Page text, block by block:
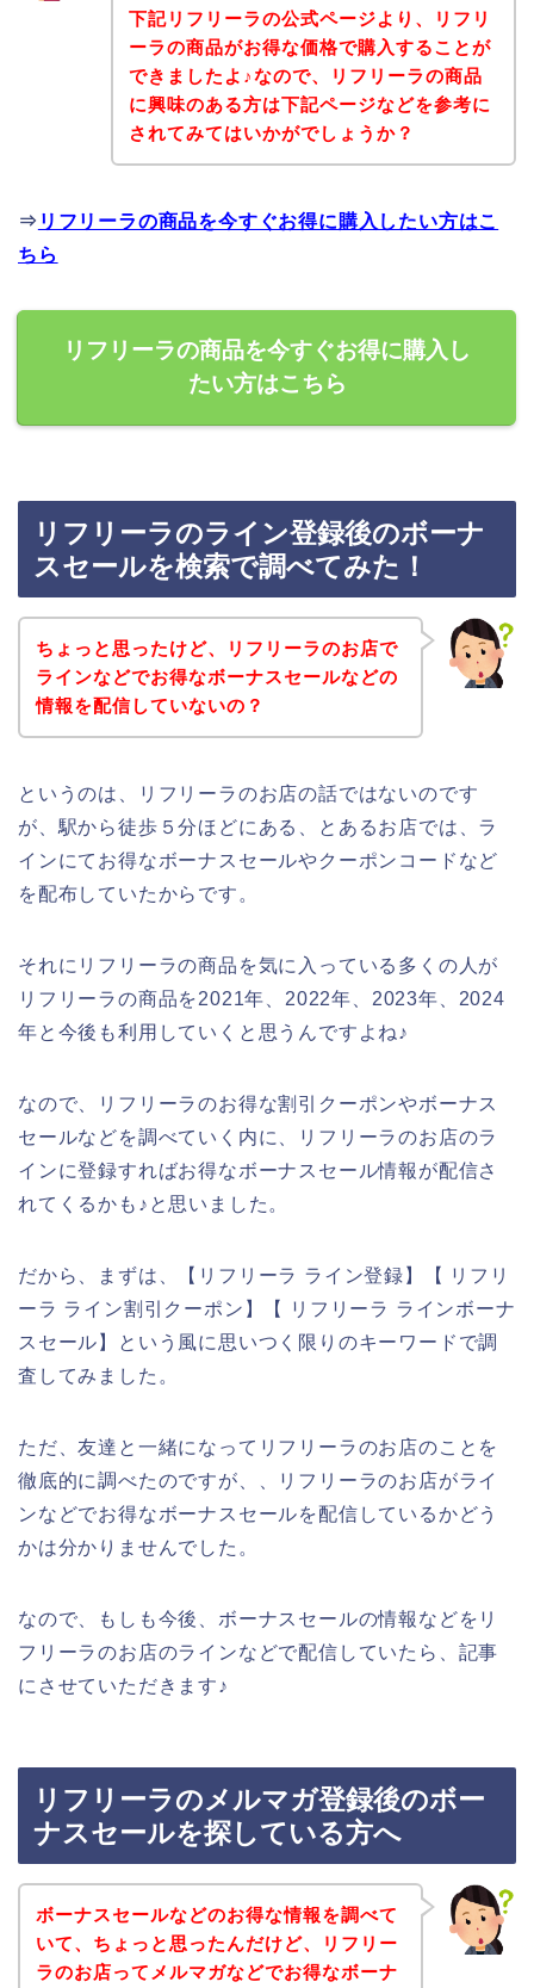
下記リフリーラの公式ページより、リフリ
ーラの商品がお得な価格で購入することが
できましたよ♪なので、リフリーラの商品
に興味のある方は下記ページなどを参考に
されてみてはいかがでしょうか？
⇒ リフリーラの商品を今すぐお得に購入したい方はこ
ちら
リフリーラの商品を今すぐお得に購入し
たい方はこちら
リフリーラのライン登録後のボーナ
スセールを検索で調べてみた！
ちょっと思ったけど、リフリーラのお店で
ラインなどでお得なボーナスセールなどの
情報を配信していないの？
というのは、リフリーラのお店の話ではないのです
が、駅から徒歩５分ほどにある、とあるお店では、ラ
インにてお得なボーナスセールやクーポンコードなど
を配布していたからです。
それにリフリーラの商品を気に入っている多くの人が
リフリーラの商品を2021年、2022年、2023年、2024
年と今後も利用していくと思うんですよね♪
なので、リフリーラのお得な割引クーポンやボーナス
セールなどを調べていく内に、リフリーラのお店のラ
インに登録すればお得なボーナスセール情報が配信さ
れてくるかも♪と思いました。
だから、まずは、【リフリーラ ライン登録】【 リフリ
ーラ ライン割引クーポン】【 リフリーラ ラインボーナ
スセール】という風に思いつく限りのキーワードで調
査してみました。
ただ、友達と一緒になってリフリーラのお店のことを
徹底的に調べたのですが、、リフリーラのお店がライ
ンなどでお得なボーナスセールを配信しているかどう
かは分かりませんでした。
なので、もしも今後、ボーナスセールの情報などをリ
フリーラのお店のラインなどで配信していたら、記事
にさせていただきます♪
リフリーラのメルマガ登録後のボー
ナスセールを探している方へ
ボーナスセールなどのお得な情報を調べて
いて、ちょっと思ったんだけど、リフリー
ラのお店ってメルマガなどでお得なボーナ